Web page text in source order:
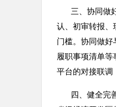
三、协同做好
认、初审转报、
门槛。协同做
履职事项清单
平台的对接联调
四、健全完善